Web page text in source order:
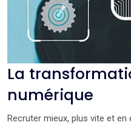
La
numérique
Recruter mieux, plus vite et en